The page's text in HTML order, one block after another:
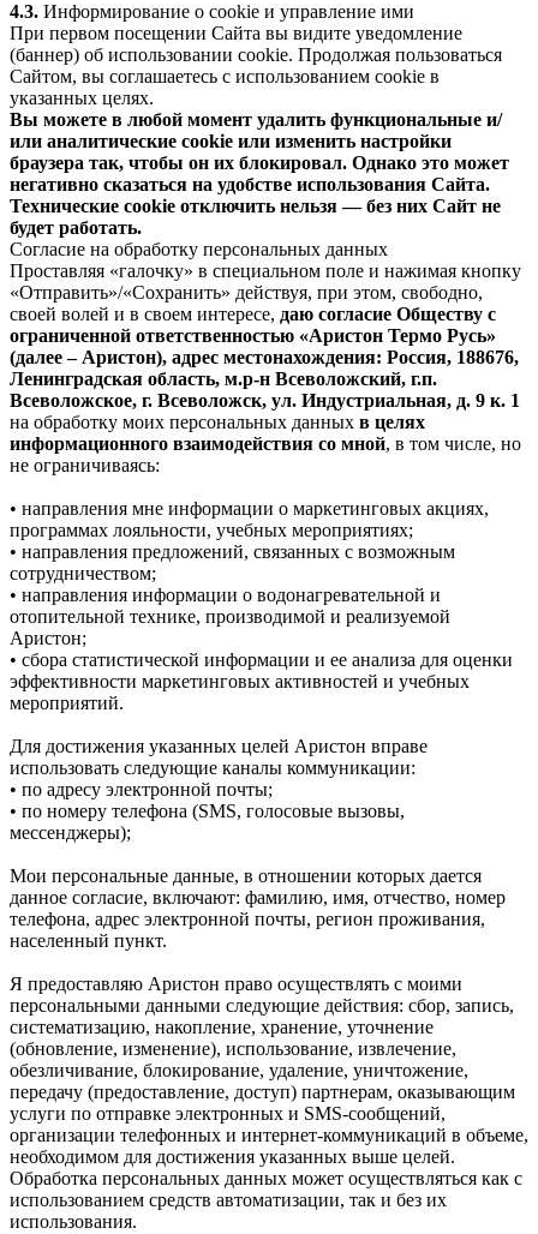
4.3. Информирование о cookie и управление ими
При первом посещении Сайта вы видите уведомление
(баннер) об использовании cookie. Продолжая пользоваться
Сайтом, вы соглашаетесь с использованием cookie в
указанных целях.
Вы можете в любой момент удалить функциональные и/
или аналитические cookie или изменить настройки
браузера так, чтобы он их блокировал. Однако это может
негативно сказаться на удобстве использования Сайта.
Технические cookie отключить нельзя — без них Сайт не
будет работать.
Согласие на обработку персональных данных
Проставляя «галочку» в специальном поле и нажимая кнопку
«Отправить»/«Сохранить» действуя, при этом, свободно,
своей волей и в своем интересе, даю согласие Обществу с
ограниченной ответственностью «Аристон Термо Русь»
(далее – Аристон), адрес местонахождения: Россия, 188676,
Ленинградская область, м.р-н Всеволожский, г.п.
Всеволожское, г. Всеволожск, ул. Индустриальная, д. 9 к. 1
на обработку моих персональных данных в целях
информационного взаимодействия со мной, в том числе, но
не ограничиваясь:
• направления мне информации о маркетинговых акциях,
программах лояльности, учебных мероприятиях;
• направления предложений, связанных с возможным
сотрудничеством;
• направления информации о водонагревательной и
отопительной технике, производимой и реализуемой
Аристон;
• сбора статистической информации и ее анализа для оценки
эффективности маркетинговых активностей и учебных
мероприятий.
Для достижения указанных целей Аристон вправе
использовать следующие каналы коммуникации:
• по адресу электронной почты;
• по номеру телефона (SMS, голосовые вызовы,
мессенджеры);
Мои персональные данные, в отношении которых дается
данное согласие, включают: фамилию, имя, отчество, номер
телефона, адрес электронной почты, регион проживания,
населенный пункт.
Я предоставляю Аристон право осуществлять с моими
персональными данными следующие действия: сбор, запись,
систематизацию, накопление, хранение, уточнение
(обновление, изменение), использование, извлечение,
обезличивание, блокирование, удаление, уничтожение,
передачу (предоставление, доступ) партнерам, оказывающим
услуги по отправке электронных и SMS‑сообщений,
организации телефонных и интернет‑коммуникаций в объеме,
необходимом для достижения указанных выше целей.
Обработка персональных данных может осуществляться как с
использованием средств автоматизации, так и без их
использования.